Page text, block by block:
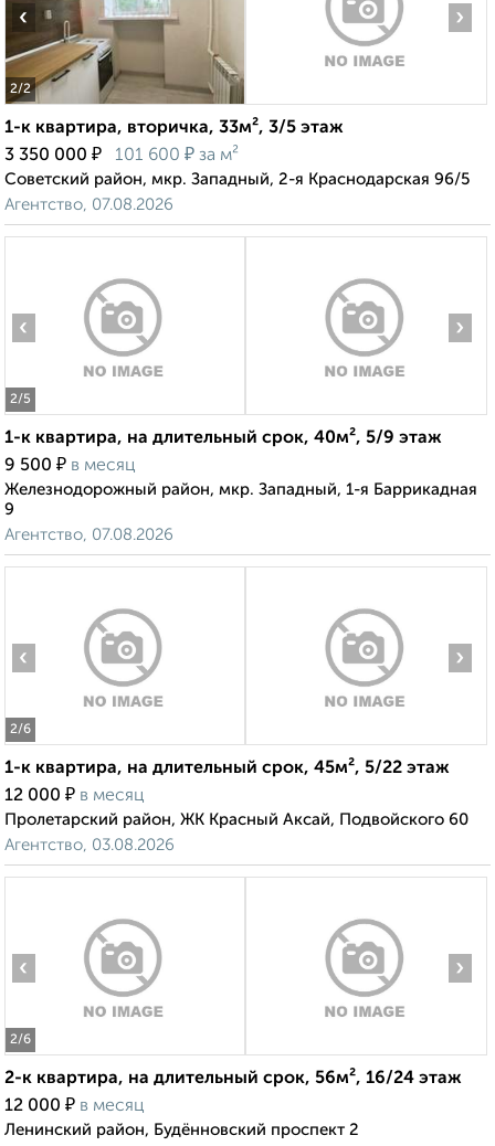
2/2
‹ ›
1-к квартира, вторичка, 33м², 3/5 этаж
3 350 000 ₽ 101 600 ₽ за м²
Советский район, мкр. Западный, 2-я Краснодарская 96/5
Агентство, 07.08.2026
2/5
‹ ›
1-к квартира, на длительный срок, 40м², 5/9 этаж
9 500 ₽ в месяц
Железнодорожный район, мкр. Западный, 1-я Баррикадная
9
Агентство, 07.08.2026
2/6
‹ ›
1-к квартира, на длительный срок, 45м², 5/22 этаж
12 000 ₽ в месяц
Пролетарский район, ЖК Красный Аксай, Подвойского 60
Агентство, 03.08.2026
2/6
‹ ›
2-к квартира, на длительный срок, 56м², 16/24 этаж
12 000 ₽ в месяц
Ленинский район, Будённовский проспект 2